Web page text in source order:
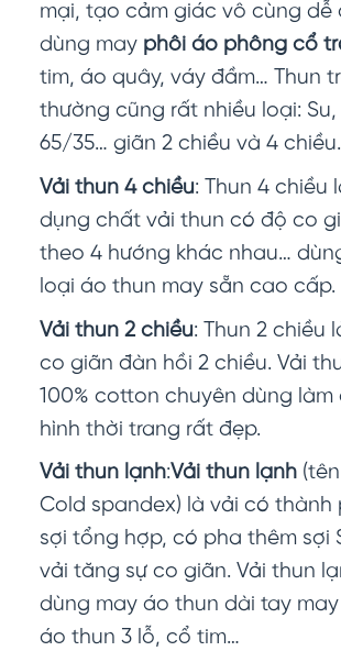
mại, tạo cảm giác vô cùng dễ
dùng may phôi áo phông cổ
tim, áo quây, váy đầm… Thun
thường cũng rất nhiều loại: Su,
65/35… giãn 2 chiều và 4 chiều.
Vải thun 4 chiều: Thun 4 chiều
dụng chất vải thun có độ co
theo 4 hướng khác nhau…
loại áo thun may sẵn cao cấp.
Vải thun 2 chiều: Thun 2 chiều
co giãn đàn hồi 2 chiều. Vải
100% cotton chuyên dùng làm
hình thời trang rất đẹp.
Vải thun lạnh:Vải thun lạnh(tên
Cold spandex) là vải có thành
sợi tổng hợp, có pha thêm sợi
vải tăng sự co giãn. Vải thun
dùng may áo thun dài tay
áo thun 3 lỗ, cổ tim…